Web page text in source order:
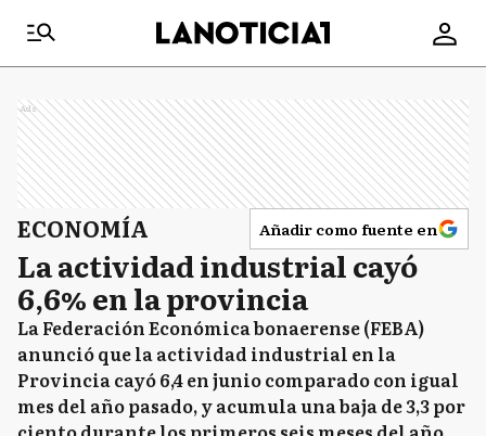
Ads
ECONOMÍA Añadir como fuente en
La actividad industrial cayó
6,6% en la provincia
La Federación Económica bonaerense (FEBA)
anunció que la actividad industrial en la
Provincia cayó 6,4 en junio comparado con igual
mes del año pasado, y acumula una baja de 3,3 por